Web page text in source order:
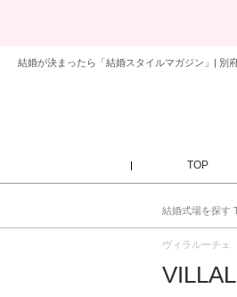
結婚が決まったら「結婚スタイルマガジン」| 別
TOP
結婚式場を探す
ヴィラルーチェ